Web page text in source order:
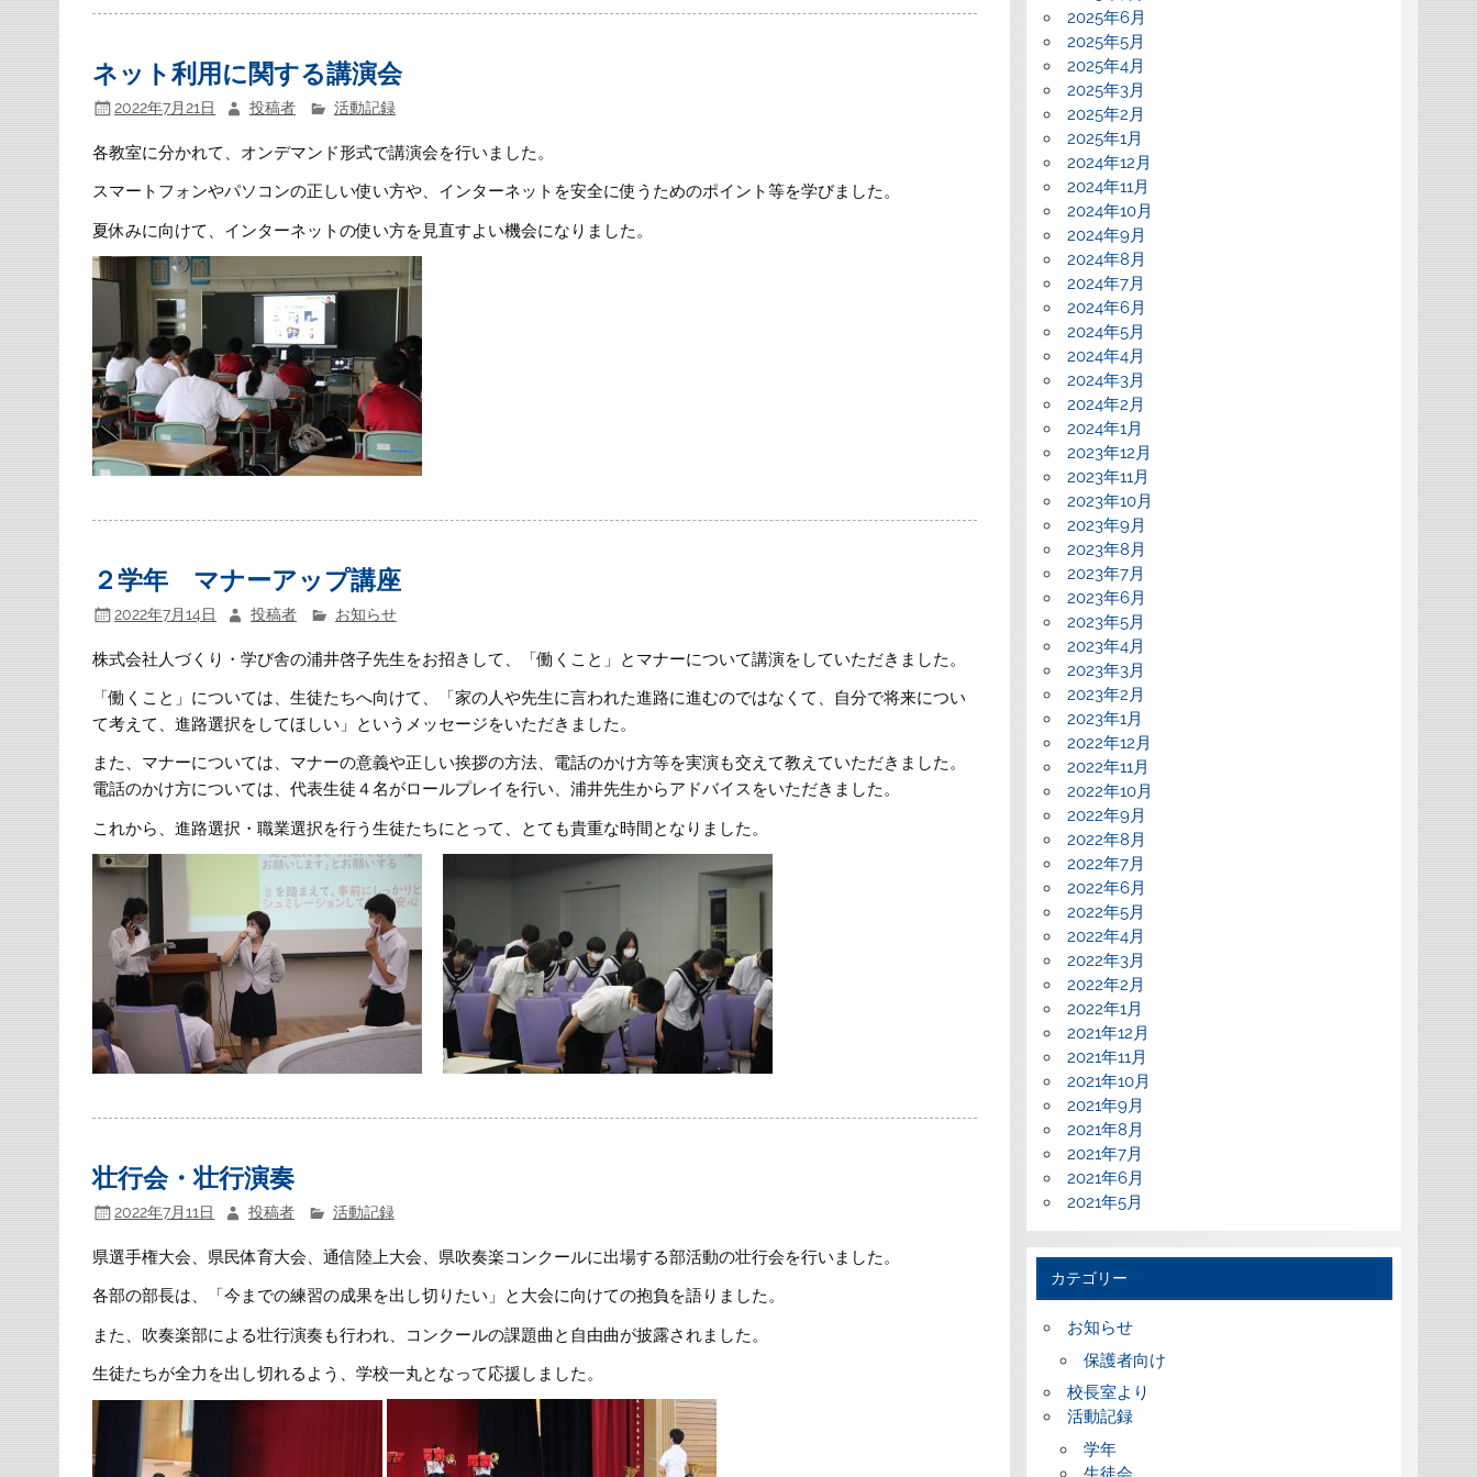
ネット利用に関する講演会
2022年7月21日 投稿者 活動記録
各教室に分かれて、オンデマンド形式で講演会を行いました。
スマートフォンやパソコンの正しい使い方や、インターネットを安全に使うためのポイント等を学びました。
夏休みに向けて、インターネットの使い方を見直すよい機会になりました。
２学年 マナーアップ講座
2022年7月14日 投稿者 お知らせ
株式会社人づくり・学び舎の浦井啓子先生をお招きして、「働くこと」とマナーについて講演をしていただきました。
「働くこと」については、生徒たちへ向けて、「家の人や先生に言われた進路に進むのではなくて、自分で将来につい
て考えて、進路選択をしてほしい」というメッセージをいただきました。
また、マナーについては、マナーの意義や正しい挨拶の方法、電話のかけ方等を実演も交えて教えていただきました。
電話のかけ方については、代表生徒４名がロールプレイを行い、浦井先生からアドバイスをいただきました。
これから、進路選択・職業選択を行う生徒たちにとって、とても貴重な時間となりました。
壮行会・壮行演奏
2022年7月11日 投稿者 活動記録
県選手権大会、県民体育大会、通信陸上大会、県吹奏楽コンクールに出場する部活動の壮行会を行いました。
各部の部長は、「今までの練習の成果を出し切りたい」と大会に向けての抱負を語りました。
また、吹奏楽部による壮行演奏も行われ、コンクールの課題曲と自由曲が披露されました。
生徒たちが全力を出し切れるよう、学校一丸となって応援しました。
2025年6月
2025年5月
2025年4月
2025年3月
2025年2月
2025年1月
2024年12月
2024年11月
2024年10月
2024年9月
2024年8月
2024年7月
2024年6月
2024年5月
2024年4月
2024年3月
2024年2月
2024年1月
2023年12月
2023年11月
2023年10月
2023年9月
2023年8月
2023年7月
2023年6月
2023年5月
2023年4月
2023年3月
2023年2月
2023年1月
2022年12月
2022年11月
2022年10月
2022年9月
2022年8月
2022年7月
2022年6月
2022年5月
2022年4月
2022年3月
2022年2月
2022年1月
2021年12月
2021年11月
2021年10月
2021年9月
2021年8月
2021年7月
2021年6月
2021年5月
カテゴリー
お知らせ
保護者向け
校長室より
活動記録
学年